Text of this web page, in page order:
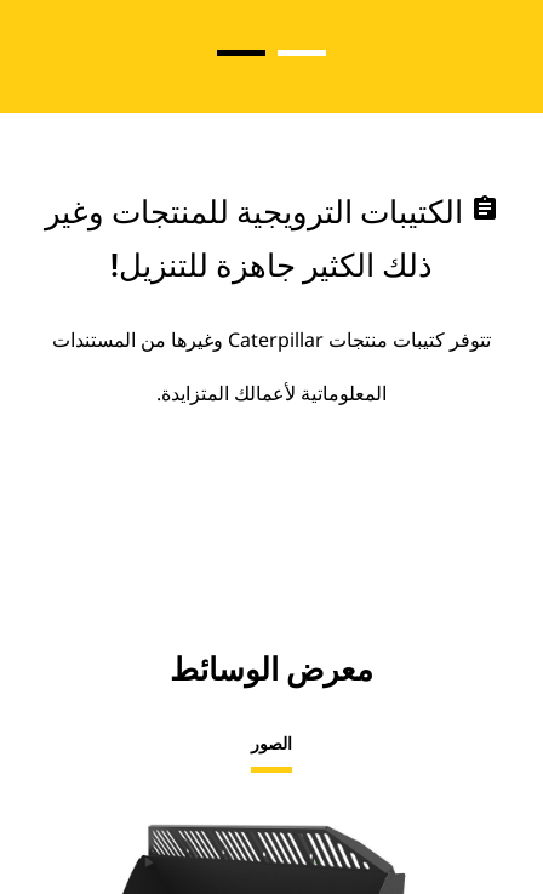
assignment الكتيبات الترويجية للمنتجات وغير
ذلك الكثير جاهزة للتنزيل!
تتوفر كتيبات منتجات Caterpillar وغيرها من المستندات
المعلوماتية لأعمالك المتزايدة.
معرض الوسائط
الصور